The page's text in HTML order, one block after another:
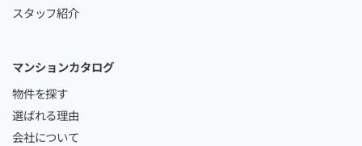
スタッフ紹介
マンションカタログ
物件を探す
選ばれる理由
会社について